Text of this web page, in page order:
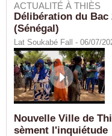
ACTUALITÉ À THIÈS
Délibération du Bac
(Sénégal)
Lat Soukabé Fall - 06/07/
Nouvelle Ville de
sèment l'inquiétude